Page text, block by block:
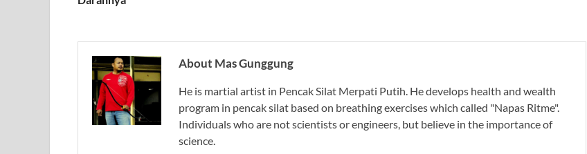
About Mas Gunggung
He is martial artist in Pencak Silat Merpati Putih. He develops health and wealth
program in pencak silat based on breathing exercises which called "Napas Ritme".
Individuals who are not scientists or engineers, but believe in the importance of
science.